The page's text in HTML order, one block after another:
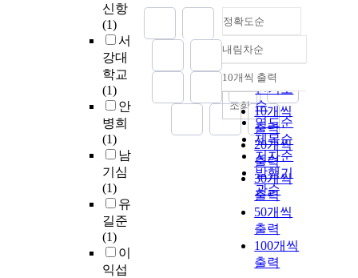
신항
(1)
서
강대
학교
(1)
안
병희
(1)
남
기심
(1)
유
길준
(1)
이
익섭
정확도순
정확도
순
인기도
순
연도순
제목순
저자순
발행기
관순
내림차순
내림차순
10개씩 출력
10개씩
출력
20개씩
출력
30개씩
출력
50개씩
출력
100개씩
출력
조회